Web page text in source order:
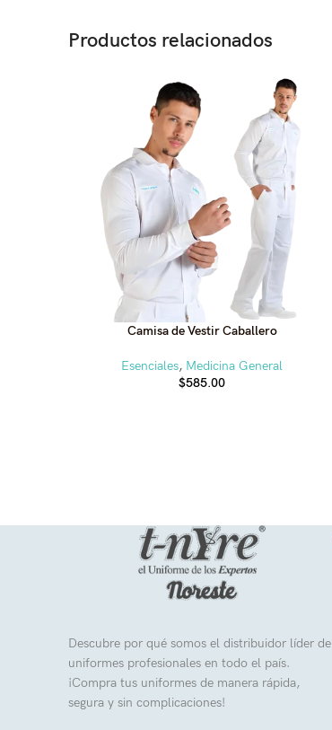
Productos relacionados
Camisa de Vestir Caballero
Esenciales, Medicina General
$585.00
Descubre por qué somos el distribuidor líder de
uniformes profesionales en todo el país.
¡Compra tus uniformes de manera rápida,
segura y sin complicaciones!